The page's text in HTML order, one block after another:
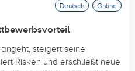
Deutsch Online
steigert seine
Risken und erschließt neue